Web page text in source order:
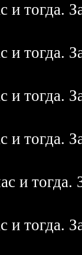
и тогда.
и тогда.
и тогда.
и тогда.
и
и тогда.